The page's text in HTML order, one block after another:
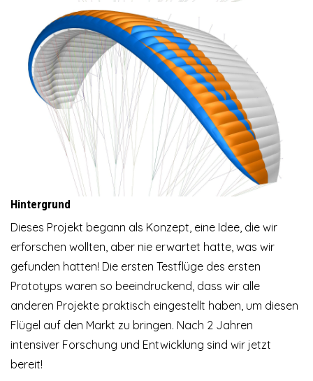
Hintergrund
Dieses Projekt begann als Konzept, eine Idee, die wir
erforschen wollten, aber nie erwartet hatte, was wir
gefunden hatten! Die ersten Testflüge des ersten
Prototyps waren so beeindruckend, dass wir alle
anderen Projekte praktisch eingestellt haben, um diesen
Flügel auf den Markt zu bringen. Nach 2 Jahren
intensiver Forschung und Entwicklung sind wir jetzt
bereit!